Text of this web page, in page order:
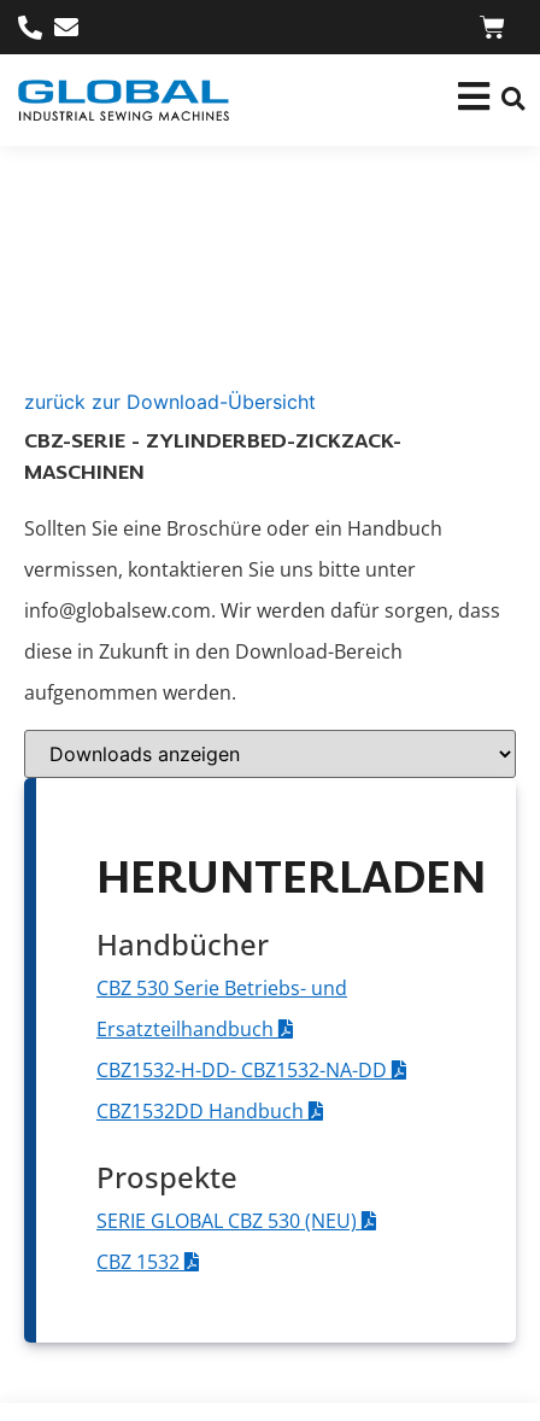
zurück zur Download-Übersicht
CBZ-SERIE - ZYLINDERBED-ZICKZACK-
MASCHINEN
Sollten Sie eine Broschüre oder ein Handbuch
vermissen, kontaktieren Sie uns bitte unter
info@globalsew.com. Wir werden dafür sorgen, dass
diese in Zukunft in den Download-Bereich
aufgenommen werden.
HERUNTERLADEN
Handbücher
CBZ 530 Serie Betriebs- und
Ersatzteilhandbuch
CBZ1532-H-DD- CBZ1532-NA-DD
CBZ1532DD Handbuch
Prospekte
SERIE GLOBAL CBZ 530 (NEU)
CBZ 1532